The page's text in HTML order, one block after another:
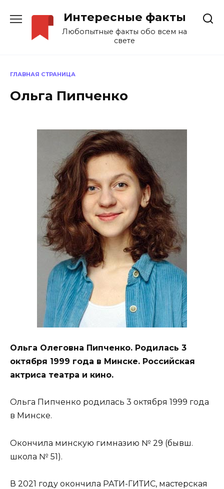
содержанию
Интересные факты
Любопытные факты обо всем на
свете
ГЛАВНАЯ СТРАНИЦА
Ольга Пипченко
Ольга Олеговна Пипченко. Родилась 3
октября 1999 года в Минске. Российская
актриса театра и кино.
Ольга Пипченко родилась 3 октября 1999 года
в Минске.
Окончила минскую гимназию № 29 (бывш.
школа № 51).
В 2021 году окончила РАТИ-ГИТИС, мастерская